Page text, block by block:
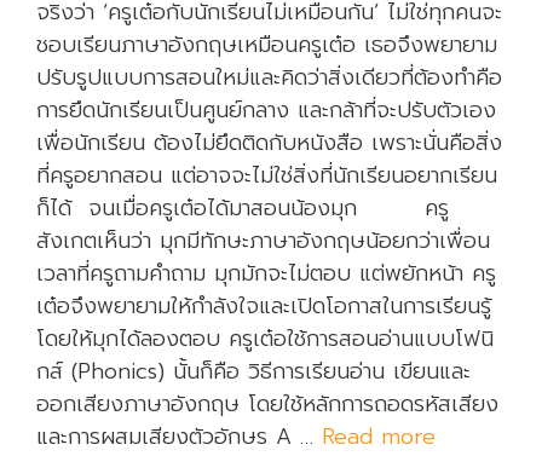
จริงว่า ‘ครูเต๋อกับนักเรียนไม่เหมือนกัน’ ไม่ใช่ทุกคนจะ
ชอบเรียนภาษาอังกฤษเหมือนครูเต๋อ เธอจึงพยายาม
ปรับรูปแบบการสอนใหม่และคิดว่าสิ่งเดียวที่ต้องทำคือ
การยึดนักเรียนเป็นศูนย์กลาง และกล้าที่จะปรับตัวเอง
เพื่อนักเรียน ต้องไม่ยึดติดกับหนังสือ เพราะนั่นคือสิ่ง
ที่ครูอยากสอน แต่อาจจะไม่ใช่สิ่งที่นักเรียนอยากเรียน
ก็ได้ จนเมื่อครูเต๋อได้มาสอนน้องมุก ครู
สังเกตเห็นว่า มุกมีทักษะภาษาอังกฤษน้อยกว่าเพื่อน
เวลาที่ครูถามคำถาม มุกมักจะไม่ตอบ แต่พยักหน้า ครู
เต๋อจึงพยายามให้กำลังใจและเปิดโอกาสในการเรียนรู้
โดยให้มุกได้ลองตอบ ครูเต๋อใช้การสอนอ่านแบบโฟนิ
กส์ (Phonics) นั้นก็คือ วิธีการเรียนอ่าน เขียนและ
ออกเสียงภาษาอังกฤษ โดยใช้หลักการถอดรหัสเสียง
และการผสมเสียงตัวอักษร A … Read more